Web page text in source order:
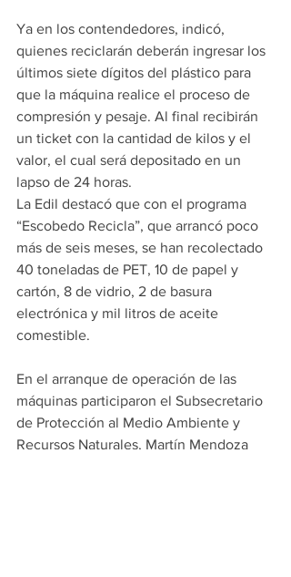
Ya en los contendedores, indicó,
quienes reciclarán deberán ingresar los
últimos siete dígitos del plástico para
que la máquina realice el proceso de
compresión y pesaje. Al final recibirán
un ticket con la cantidad de kilos y el
valor, el cual será depositado en un
lapso de 24 horas.
La Edil destacó que con el programa
“Escobedo Recicla”, que arrancó poco
más de seis meses, se han recolectado
40 toneladas de PET, 10 de papel y
cartón, 8 de vidrio, 2 de basura
electrónica y mil litros de aceite
comestible.
En el arranque de operación de las
máquinas participaron el Subsecretario
de Protección al Medio Ambiente y
Recursos Naturales, Martín Mendoza